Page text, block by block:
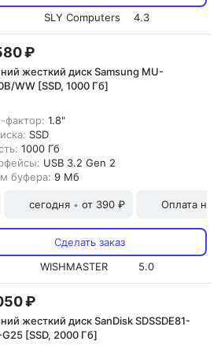
SLY Computers
4.3
₽
жесткий диск Samsung MU-
WW [SSD, 1000 Гб]
фактор: 1.8"
SSD
1000 Гб
USB 3.2 Gen 2
буфера: 9 Мб
сегодня • от 390 ₽ Оплата
Сделать заказ
WISHMASTER
5.0
₽
жесткий диск SanDisk SDSSDE81-
[SSD, 2000 Гб]